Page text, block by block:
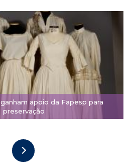
apoio da Fapesp para
preservação